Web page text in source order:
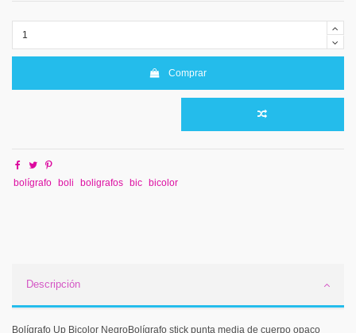
Comprar
bolígrafo boli boligrafos bic bicolor
Descripción
Bolígrafo Up Bicolor NegroBolígrafo stick punta media de cuerpo opaco